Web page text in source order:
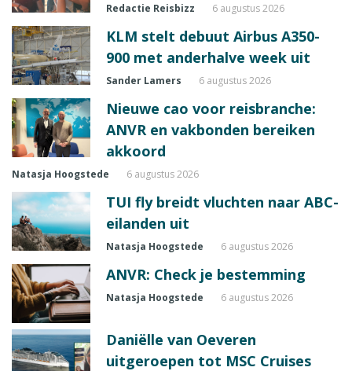
Redactie Reisbizz 6 augustus 2026
KLM stelt debuut Airbus A350-
900 met anderhalve week uit
Sander Lamers 6 augustus 2026
Nieuwe cao voor reisbranche:
ANVR en vakbonden bereiken
akkoord
Natasja Hoogstede 6 augustus 2026
TUI fly breidt vluchten naar ABC-
eilanden uit
Natasja Hoogstede 6 augustus 2026
ANVR: Check je bestemming
Natasja Hoogstede 6 augustus 2026
Daniëlle van Oeveren
uitgeroepen tot MSC Cruises